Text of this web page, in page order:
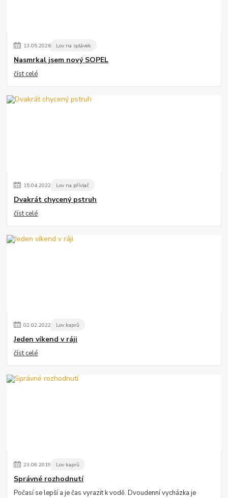
13.05.2026 Lov na splávek
Nasmrkal jsem nový SOPEL
číst celé
15.04.2022 Lov na přívlač
Dvakrát chycený pstruh
číst celé
02.02.2022 Lov kaprů
Jeden víkend v ráji
číst celé
23.08.2019 Lov kaprů
Správné rozhodnutí
Počasí se lepší a je čas vyrazit k vodě. Dvoudenní vycházka je